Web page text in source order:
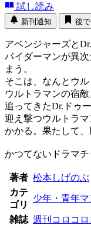
試し読み
新刊通知 後
アベンジャーズと
パイダーマンが異
まう。
そこは、なんとウ
ウルトラマンの宿
追ってきたDr.ドゥ
迎え撃つウルトラ
かかる。果たして、
かつてないドラマチ
著者 松本しげのぶ
カテ
ゴリ
少年・青年
雑誌 週刊コロコロ